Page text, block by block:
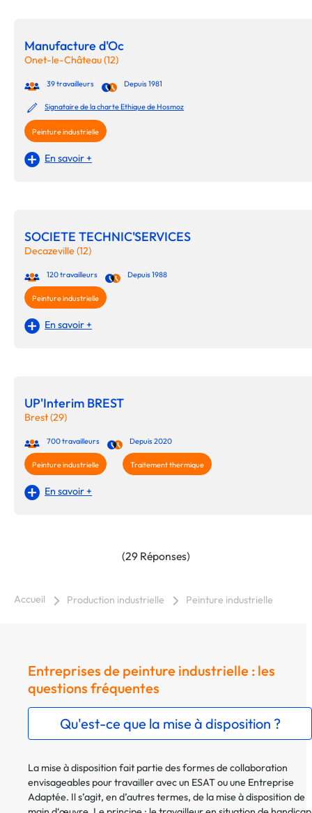
Manufacture d'Oc
Onet-le-Château (12)
39 travailleurs Depuis 1981
Signataire de la charte Ethique de Hosmoz
Peinture industrielle
En savoir +
SOCIETE TECHNIC'SERVICES
Decazeville (12)
120 travailleurs Depuis 1988
Peinture industrielle
En savoir +
UP'Interim BREST
Brest (29)
700 travailleurs Depuis 2020
Peinture industrielle Traitement thermique
En savoir +
(29 Réponses)
Accueil Production industrielle Peinture industrielle
Entreprises de peinture industrielle : les
questions fréquentes
Qu'est-ce que la mise à disposition ?
La mise à disposition fait partie des formes de collaboration
envisageables pour travailler avec un ESAT ou une Entreprise
Adaptée. Il s’agit, en d’autres termes, de la mise à disposition de